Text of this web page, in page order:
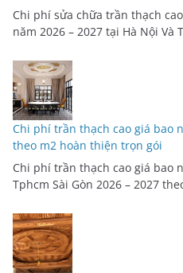
Chi phí sửa chữa trần thạch
năm 2026 – 2027 tại Hà Nội Và
Chi phí trần thạch cao giá bao
theo m2 hoàn thiện trọn gói
Chi phí trần thạch cao giá bao
Tphcm Sài Gòn 2026 – 2027